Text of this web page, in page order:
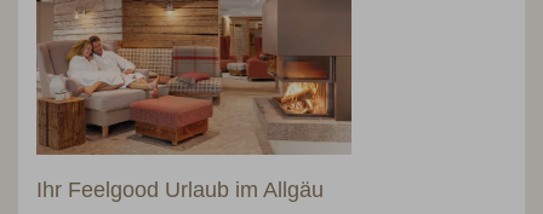
Ihr Feelgood Urlaub im Allgäu